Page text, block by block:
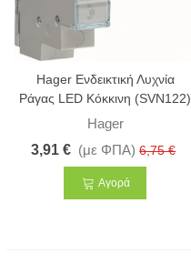
Hager Ενδεικτική Λυχνία
Ράγας LED Κόκκινη (SVN122)
Hager
3,91 € (με ΦΠΑ) 6,75 €
Αγορά